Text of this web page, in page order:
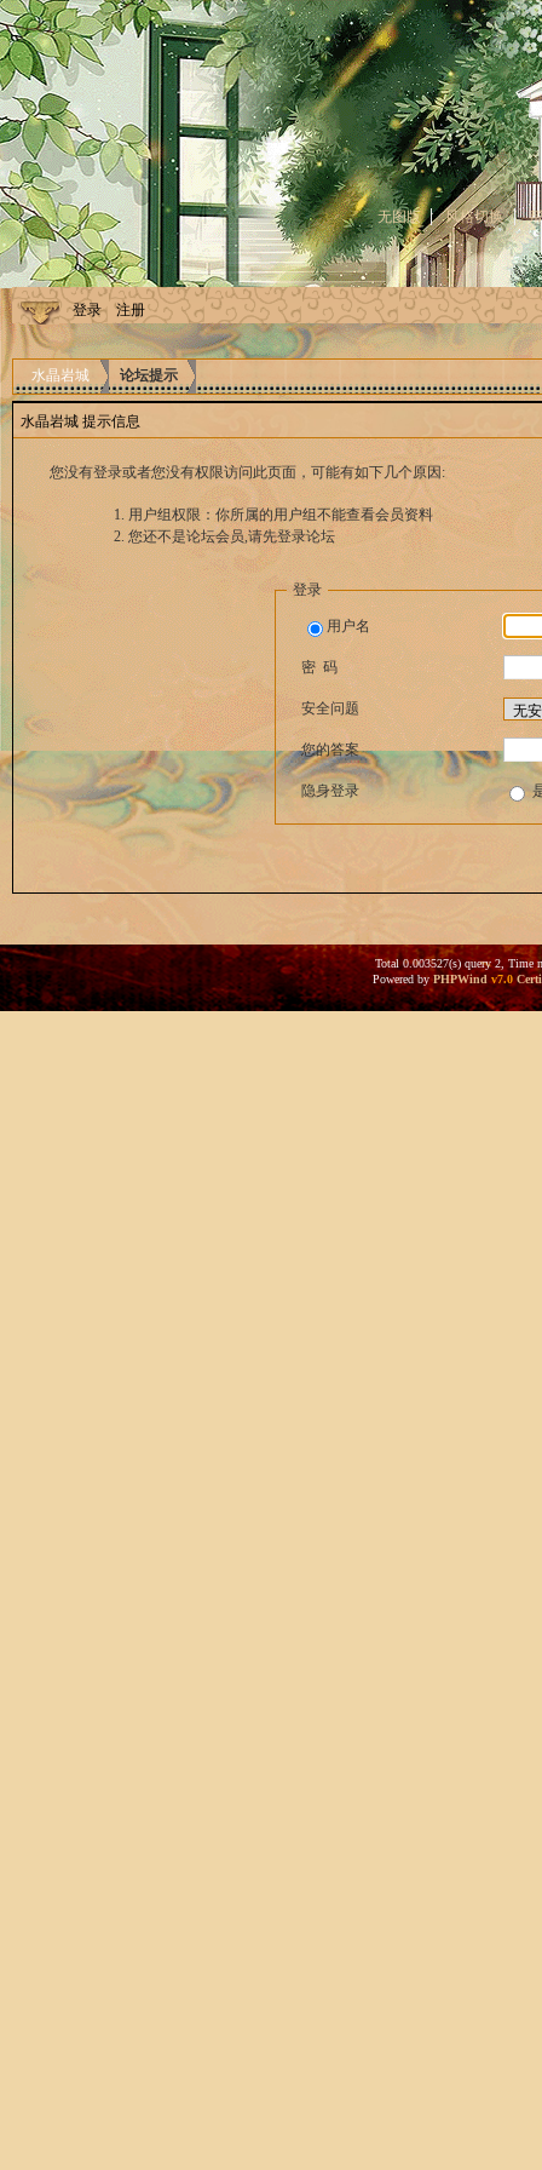
无图版 风格切换
登录 注册
水晶岩城 论坛提示
水晶岩城 提示信息
您没有登录或者您没有权限访问此页面，可能有如下几个原因:
用户组权限：你所属的用户组不能查看会员资料
您还不是论坛会员,请先登录论坛
登录
用户名
密 码
安全问题
您的答案
隐身登录
Total 0.003527(s) query 2, Time
Powered byPHPWind v7.0